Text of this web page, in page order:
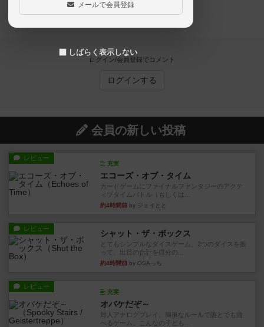
枚数は、40枚です。
ログイン/会員登録でコメント
ログインする
会員の新しい投稿
レビュー
充実
エコーズ・オブ・タイム
カードゲームにファイナルファンタジーのアクテ
ィブタイムバトル（もしくは...
約4時間前 by ジェイとと
レビュー シャット・ザ・ボックス
とてもシンプルなダイスゲーム。2つのダイスを振
って、出目の合計を自分の...
約4時間前 by OSAっち
レビュー
充実
オバケだぞ～
対人アナログプレイ。簡単なルールで誰とでも遊
べるゲーム。こんなの子ども...
メールで会員登録
しばらく表示しない